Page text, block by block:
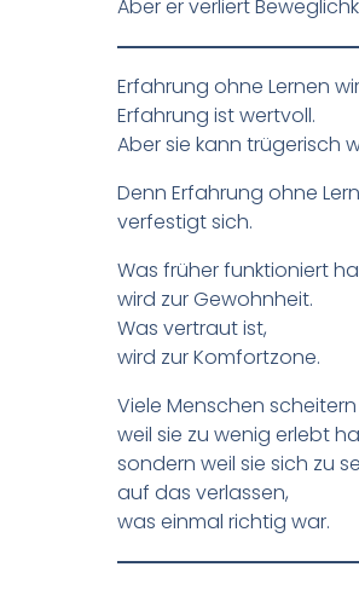
Aber er verliert
Erfahrung ohne Lernen
Erfahrung ist wertvoll.
Aber sie kann trügerisch
Denn Erfahrung ohne
verfestigt sich.
Was früher funktioniert
wird zur Gewohnheit.
Was vertraut ist,
wird zur Komfortzone.
Viele Menschen
weil sie zu wenig erlebt
sondern weil sie sich zu
auf das verlassen,
was einmal richtig war.